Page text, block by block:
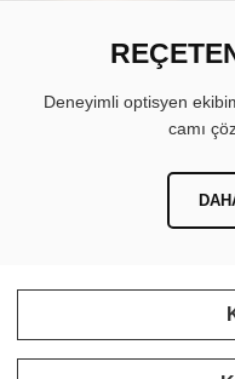
Deneyimli optisyen
camı